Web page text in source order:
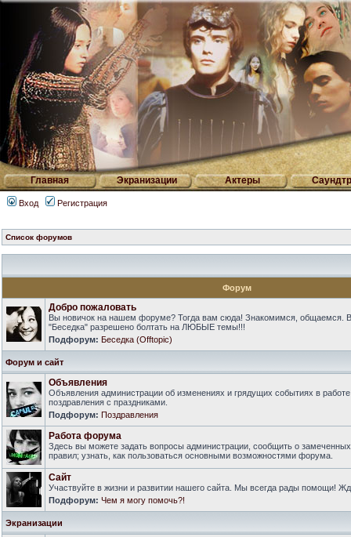
Главная Экранизации Актеры
Вход Регистрация
Список форумов
Форум
Добро пожаловать
Вы новичок на нашем форуме? Тогда вам сюда! Знакомимся, общаемся.
"Беседка" разрешено болтать на ЛЮБЫЕ темы!!!
Подфорум: Беседка (Offtopic)
Форум и сайт
Объявления
Объявления администрации об изменениях и грядущих событиях в
поздравления с праздниками.
Подфорум: Поздравления
Работа форума
Здесь вы можете задать вопросы администрации, сообщить о
правил; узнать, как пользоваться основными возможностями форума.
Сайт
Участвуйте в жизни и развитии нашего сайта. Мы всегда рады помощи!
Подфорум: Чем я могу помочь?!
Экранизации